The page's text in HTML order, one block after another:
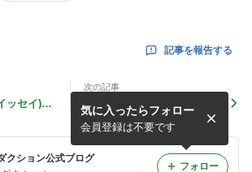
記事を報告する
ッセイ)が
次の記事
電話占いサイト【HARETA
(ハレタ)】にAKATSUKI先生
が仲間入り！
クション公式ブログ
気に入ったらフォロー
会員登録は不要です
フォロー